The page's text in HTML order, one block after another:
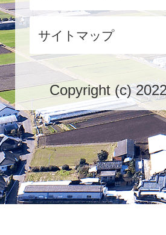
サイトマップ
Copyright (c)